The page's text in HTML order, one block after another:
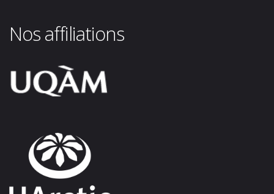
Nos affiliations